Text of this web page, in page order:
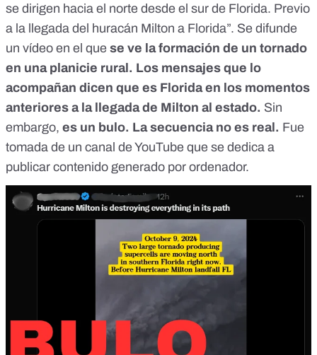
se dirigen hacia el norte desde el sur de Florida. Previo
a la llegada del huracán Milton a Florida”. Se difunde
un vídeo en el que se ve la formación de un tornado
en una planicie rural. Los mensajes que lo
acompañan dicen que es Florida en los momentos
anteriores a la llegada de Milton al estado. Sin
embargo, es un bulo. La secuencia no es real. Fue
tomada de un canal de YouTube que se dedica a
publicar contenido generado por ordenador.